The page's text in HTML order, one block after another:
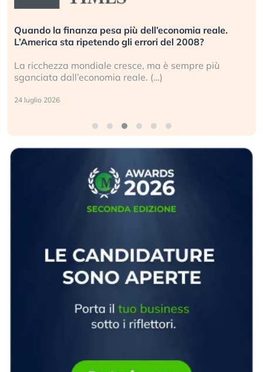
Quando la finanza pesa più dell’economia reale.
L’America sta ripetendo gli errori del 2008?
La ricchezza mondiale cresce, ma è sempre più
sganciata dall’economia reale. (…)
24 luglio 2026